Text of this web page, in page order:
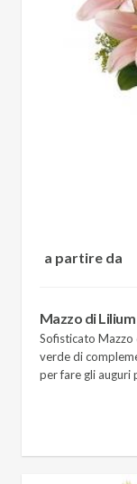
a partire da
Mazzo di
Sofisticato Mazzo
verde di
per fare gli auguri